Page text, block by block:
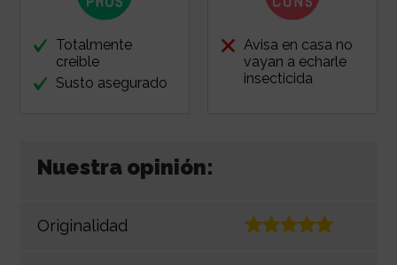
Totalmente
creible
Susto asegurado
Avisa en casa no
vayan a echarle
insecticida
Nuestra opinión:
Originalidad